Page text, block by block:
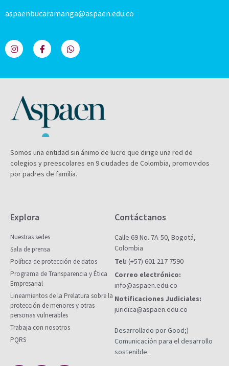
aspaenbucaramanga@aspaen.edu.co
Somos una entidad sin ánimo de lucro que dirige una red de
colegios y preescolares en 9 ciudades de Colombia, promovidos
por padres de familia.
Explora
Nuestras sedes
Sala de prensa
Política de protección de datos
Programa de Transparencia y Ética
Empresarial
Lineamientos de la Prelatura sobre la
protección de menores y otras
personas vulnerables
Trabaja con nosotros
PQRS
Contáctanos
Calle 69 No. 7A-50, Bogotá,
Colombia
Tel: (+57) 601 217 7590
Correo electrónico:
info@aspaen.edu.co
Notificaciones Judiciales:
juridica@aspaen.edu.co
Desarrollado por Good;)
Comunicación para el desarrollo
sostenible.